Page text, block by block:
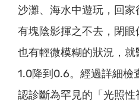
沙灘、海水中遊玩，回
有塊陰影揮之不去，閉
也有輕微模糊的狀況，
1.0降到0.6。經過詳細檢
認診斷為罕見的「光照性